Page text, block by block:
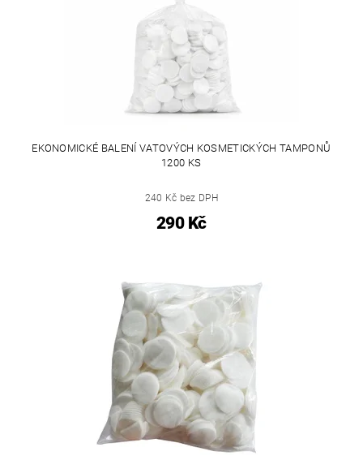
EKONOMICKÉ BALENÍ VATOVÝCH KOSMETICKÝCH TAMPONŮ
1200 KS
240 Kč bez DPH
290 Kč